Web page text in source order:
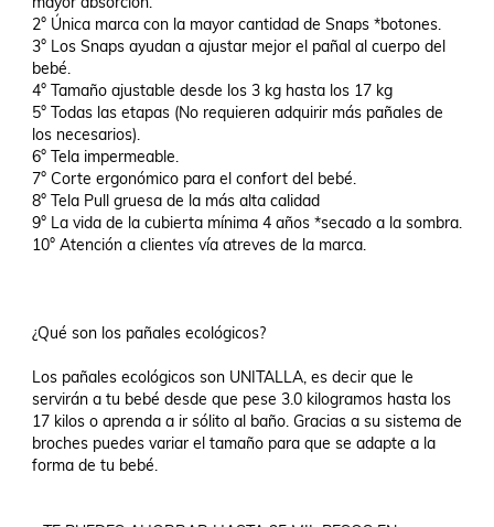
2° Única marca con la mayor cantidad de Snaps *botones.
3° Los Snaps ayudan a ajustar mejor el pañal al cuerpo del
bebé.
4° Tamaño ajustable desde los 3 kg hasta los 17 kg
5° Todas las etapas (No requieren adquirir más pañales de
los necesarios).
6° Tela impermeable.
7° Corte ergonómico para el confort del bebé.
8° Tela Pull gruesa de la más alta calidad
9° La vida de la cubierta mínima 4 años *secado a la sombra.
10° Atención a clientes vía atreves de la marca.
¿Qué son los pañales ecológicos?
Los pañales ecológicos son UNITALLA, es decir que le
servirán a tu bebé desde que pese 3.0 kilogramos hasta los
17 kilos o aprenda a ir sólito al baño. Gracias a su sistema de
broches puedes variar el tamaño para que se adapte a la
forma de tu bebé.